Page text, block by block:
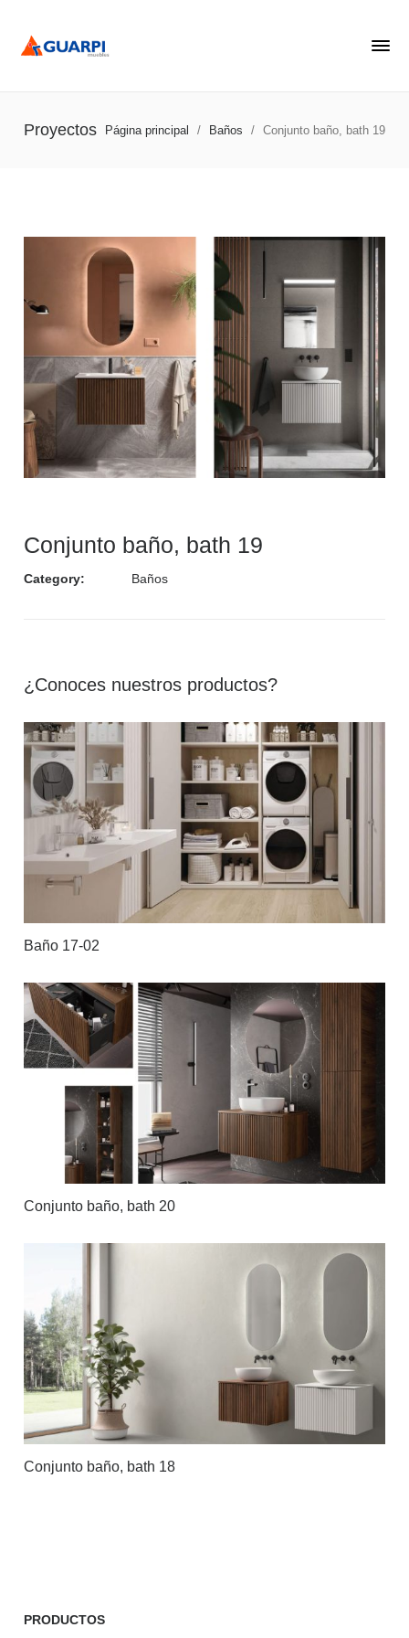
Proyectos Página principal / Baños / Conjunto baño, bath 19
Conjunto baño, bath 19
Category: Baños
¿Conoces nuestros productos?
Baño 17-02
Conjunto baño, bath 20
Conjunto baño, bath 18
PRODUCTOS